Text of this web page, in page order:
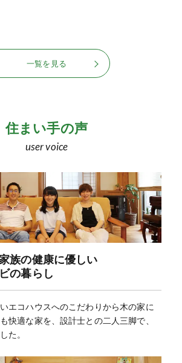
一覧を見る
住まい手の声
user voice
族の健康に優しい
の暮らし
エコハウスへのこだわりから木の家に
快適な家を、設計士との二人三脚で、
た。